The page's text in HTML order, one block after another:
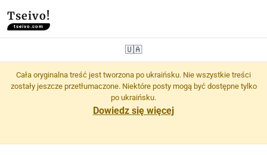
Tseivo!
tseivo.com
🇺🇦
Cała oryginalna treść jest tworzona po ukraińsku. Nie wszystkie treści
zostały jeszcze przetłumaczone. Niektóre posty mogą być dostępne tylko
po ukraińsku.
Dowiedz się więcej